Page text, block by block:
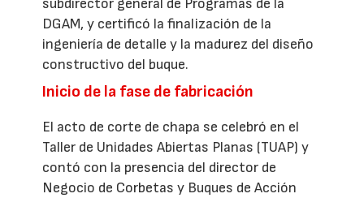
subdirector general de Programas de la
DGAM, y certificó la finalización de la
ingeniería de detalle y la madurez del diseño
constructivo del buque.
Inicio de la fase de fabricación
El acto de corte de chapa se celebró en el
Taller de Unidades Abiertas Planas (TUAP) y
contó con la presencia del director de
Negocio de Corbetas y Buques de Acción